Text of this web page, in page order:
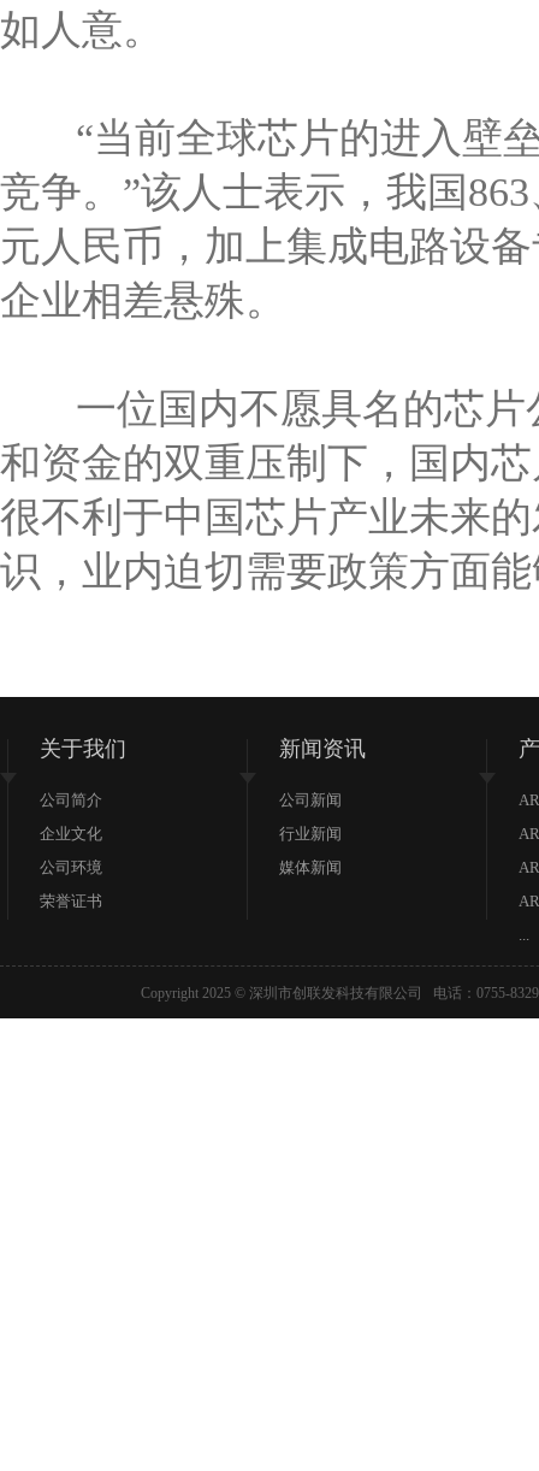
如人意。
“当前全球芯片的进入壁垒
竞争。”该人士表示，我国
元人民币，加上集成电路设
企业相差悬殊。
一位国内不愿具名的芯片
和资金的双重压制下，国内
很不利于中国芯片产业未来
识，业内迫切需要政策方面
关于我们
公司简介
企业文化
公司环境
荣誉证书
新闻资讯
公司新闻
行业新闻
媒体新闻
...
Copyright 2025 © 深圳市创联发科技有限公司 电话：0755-